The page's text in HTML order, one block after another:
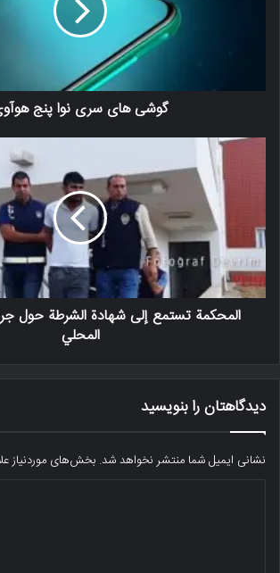
گوشی های سری نوا پنج
المحكمة تستمع إلى شهادة الشرطة حول
المحلي
دیدگاهتان را بنویسید
نشانی ایمیل شما منتشر نخواهد شد. بخش‌های موردنیاز